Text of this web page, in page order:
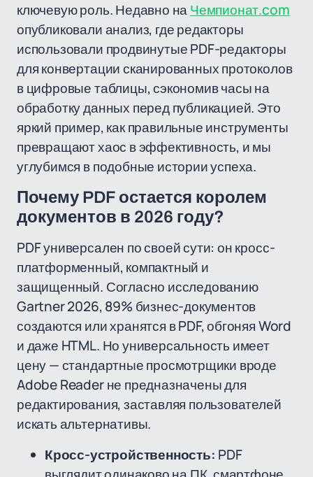
ключевую роль. Недавно наЧемпионат.com
опубликовали анализ, где редакторы
использовали продвинутые PDF-редакторы
для конвертации сканированных протоколов
в цифровые таблицы, сэкономив часы на
обработку данных перед публикацией. Это
яркий пример, как правильные инструменты
превращают хаос в эффективность, и мы
углубимся в подобные истории успеха.
Почему PDF остается королем
документов в 2026 году?
PDF универсален по своей сути: он кросс-
платформенный, компактный и
защищенный. Согласно исследованию
Gartner 2026, 89% бизнес-документов
создаются или хранятся в PDF, обгоняя Word
и даже HTML. Но универсальность имеет
цену — стандартные просмотрщики вроде
Adobe Reader не предназначены для
редактирования, заставляя пользователей
искать альтернативы.
Кросс-устройственность: PDF